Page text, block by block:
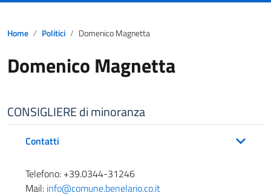
Home Politici Domenico Magnetta
Domenico Magnetta
CONSIGLIERE di minoranza
Contatti
Telefono: +39.0344-31246
Mail: info@comune.benelario.co.it